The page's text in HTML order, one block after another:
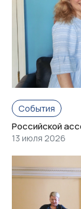
События
Российской
13 июля 2026